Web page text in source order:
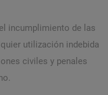
incumplimiento de las
utilización indebida
civiles y penales